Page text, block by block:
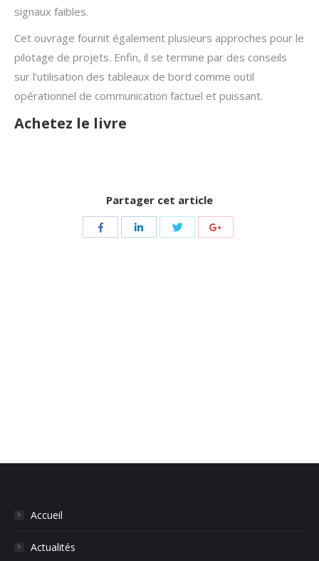
signaux faibles.
Cet ouvrage fournit également plusieurs approches pour le
pilotage de projets. Enfin, il se termine par des conseils
sur l’utilisation des tableaux de bord comme outil
opérationnel de communication factuel et puissant.
Achetez le livre
Partager cet article
Share
Share
Accueil
Actualités